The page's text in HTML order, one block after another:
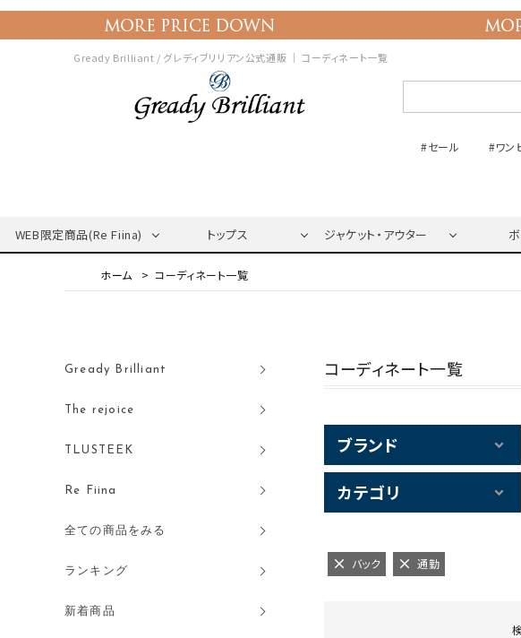
Gready Brilliant / グレディブリリアン公式通販 ｜ コーディネート一覧
#セール #ワン
WEB限定商品(Re Fiina) トップス ジャケット・アウター
コーディネート一覧
Gready Brilliant
The rejoice
TLUSTEEK
Re Fiina
全ての商品をみる
ランキング
新着商品
コーディネート一覧
ブランド
カテゴリ
バック 通勤